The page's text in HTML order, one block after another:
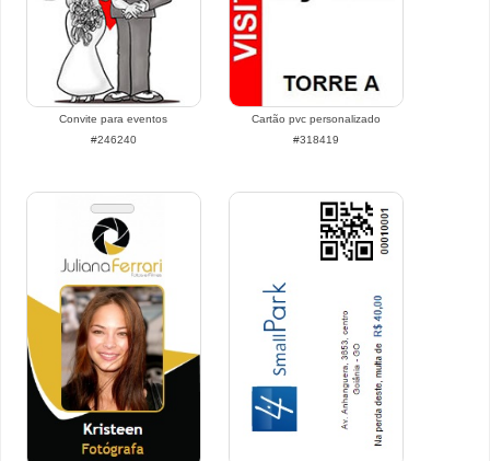
Convite para eventos
#246240
Cartão pvc personalizado
#318419